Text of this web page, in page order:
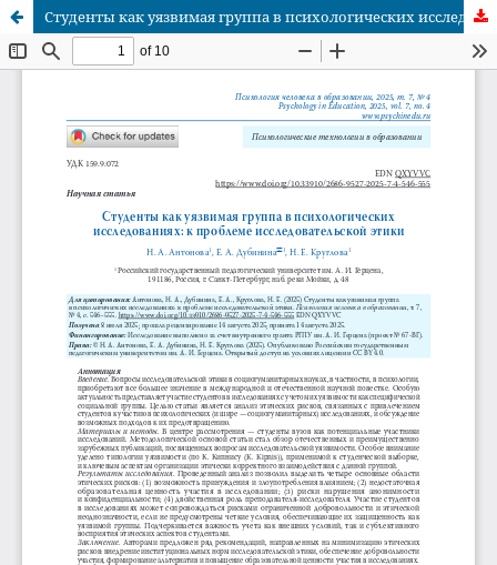
Студенты как уязвимая группа в психологических исследованиях: к проблеме исследовательской этики